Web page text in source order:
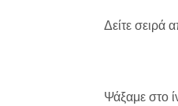
Δείτε σειρά
Ψάξαμε στο